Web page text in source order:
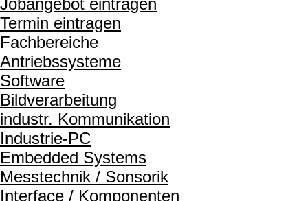
Termin eintragen
Fachbereiche
Antriebssysteme
Software
Bildverarbeitung
industr. Kommunikation
Industrie-PC
Embedded Systems
Messtechnik / Sonsorik
Interface / Komponenten